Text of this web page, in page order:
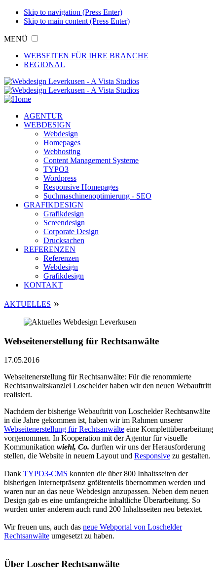
Skip to navigation (Press Enter)
Skip to main content (Press Enter)
MENÜ
WEBSEITEN FÜR IHRE BRANCHE
REGIONAL
AGENTUR
WEBDESIGN
Webdesign
Homepages
Webhosting
Content Management Systeme
TYPO3
Wordpress
Responsive Homepages
Suchmaschinenoptimierung - SEO
GRAFIKDESIGN
Grafikdesign
Screendesign
Corporate Design
Drucksachen
REFERENZEN
Referenzen
Webdesign
Grafikdesign
KONTAKT
AKTUELLES »
Webseitenerstellung für Rechtsanwälte
17.05.2016
Webseitenerstellung für Rechtsanwälte: Für die renommierte
Rechtsanwaltskanzlei Loschelder haben wir den neuen Webauftritt
realisiert.
Nachdem der bisherige Webauftritt von Loschelder Rechtsanwälte
in die Jahre gekommen ist, haben wir im Rahmen unserer
Webseitenerstellung für Rechtsanwälte eine Komplettüberarbeitung
vorgenommen. In Kooperation mit der Agentur für visuelle
Kommunikation wiehl, Co. durften wir uns der Herausforderung
stellen, die Website in neuem Layout und Responsive zu gestalten.
Dank TYPO3-CMS konnten die über 800 Inhaltsseiten der
bisherigen Internetpräsenz größtenteils übernommen werden und
waren nur an das neue Webdesign anzupassen. Neben dem neuen
Design gab es eine umfangreiche inhaltliche Überarbeitung. So
wurden unter anderem auch rund 200 Inhaltsseiten neu betextet.
Wir freuen uns, auch das neue Webportal von Loschelder
Rechtsanwälte umgesetzt zu haben.
Über Loscher Rechtsanwälte